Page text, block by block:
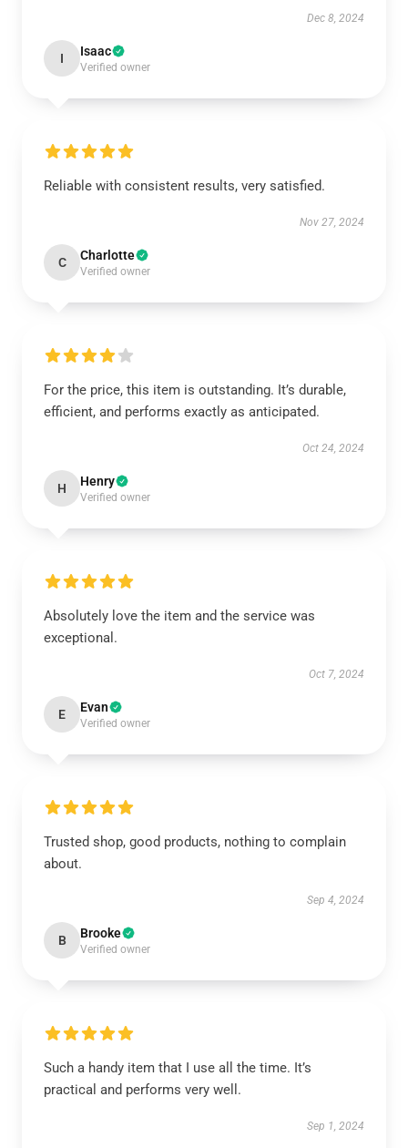
Dec 8, 2024
I Isaac
Verified owner
Reliable with consistent results, very satisfied.
Nov 27, 2024
C Charlotte
Verified owner
For the price, this item is outstanding. It’s durable,
efficient, and performs exactly as anticipated.
Oct 24, 2024
H Henry
Verified owner
Absolutely love the item and the service was
exceptional.
Oct 7, 2024
E Evan
Verified owner
Trusted shop, good products, nothing to complain
about.
Sep 4, 2024
B Brooke
Verified owner
Such a handy item that I use all the time. It’s
practical and performs very well.
Sep 1, 2024